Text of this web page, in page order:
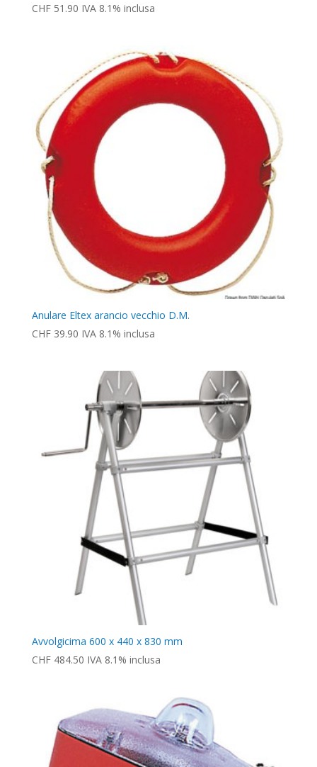
CHF51.90 IVA 8.1% inclusa
Anulare Eltex arancio vecchio D.M.
CHF39.90 IVA 8.1% inclusa
Avvolgicima 600 x 440 x 830 mm
CHF484.50 IVA 8.1% inclusa